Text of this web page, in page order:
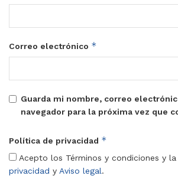
Correo electrónico *
Guarda mi nombre, correo
navegador para la próxima vez que
Política de privacidad *
Acepto los Términos y condiciones y la
privacidad y Aviso legal.